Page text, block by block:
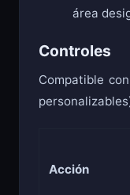
área
Controles
Compatible
Acción